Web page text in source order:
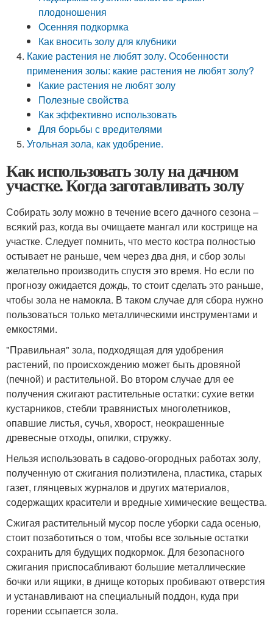
плодоношения
Осенняя подкормка
Как вносить золу для клубники
Какие растения не любят золу. Особенности
применения золы: какие растения не любят золу?
Какие растения не любят золу
Полезные свойства
Как эффективно использовать
Для борьбы с вредителями
Угольная зола, как удобрение.
Как использовать золу на дачном
участке. Когда заготавливать золу
Собирать золу можно в течение всего дачного сезона –
всякий раз, когда вы очищаете мангал или кострище на
участке. Следует помнить, что место костра полностью
остывает не раньше, чем через два дня, и сбор золы
желательно производить спустя это время. Но если по
прогнозу ожидается дождь, то стоит сделать это раньше,
чтобы зола не намокла. В таком случае для сбора нужно
пользоваться только металлическими инструментами и
емкостями.
"Правильная" зола, подходящая для удобрения
растений, по происхождению может быть дровяной
(печной) и растительной. Во втором случае для ее
получения сжигают растительные остатки: сухие ветки
кустарников, стебли травянистых многолетников,
опавшие листья, сучья, хворост, неокрашенные
древесные отходы, опилки, стружку.
Нельзя использовать в садово-огородных работах золу,
полученную от сжигания полиэтилена, пластика, старых
газет, глянцевых журналов и других материалов,
содержащих красители и вредные химические вещества.
Сжигая растительный мусор после уборки сада осенью,
стоит позаботиться о том, чтобы все зольные остатки
сохранить для будущих подкормок. Для безопасного
сжигания приспосабливают большие металлические
бочки или ящики, в днище которых пробивают отверстия
и устанавливают на специальный поддон, куда при
горении ссыпается зола.